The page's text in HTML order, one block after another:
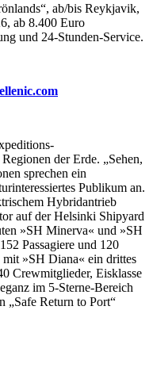
ab/bis Reykjavik,
ab 8.400 Euro
und 24-Stunden-Service.
der Erde. „Sehen,
sprechen ein
Publikum an.
Hybridantrieb
auf der Helsinki Shipyard
»SH Minerva« und »SH
Passagiere und 120
»SH Diana« ein drittes
Crewmitglieder, Eisklasse
im 5-Sterne-Bereich
„Safe Return to Port“